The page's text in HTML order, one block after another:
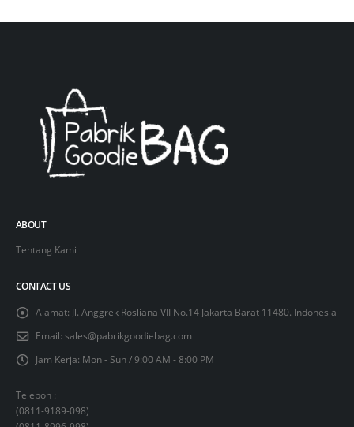
ABOUT
Tentang Kami
CONTACT US
Alamat: Jl. Anggrek Rosliana VII No.14 Jakarta Barat 11480. Indonesia
Email: sales@pabrikgoodiebag.com
Jam Kerja: Mon - Sun / 9:00 AM - 8:00 PM
Telepon :
(0811-9189-098)